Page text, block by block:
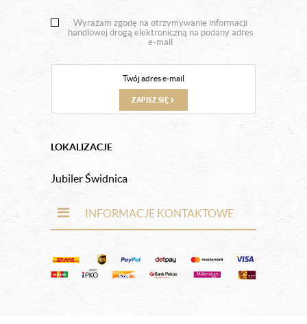
Wyrażam zgodę na otrzymywanie informacji
handlowej drogą elektroniczną na podany adres
e-mail
ZAPISZ SIĘ
LOKALIZACJE
Jubiler Świdnica
INFORMACJE KONTAKTOWE